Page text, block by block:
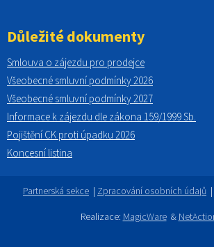
Důležité dokumenty
Smlouva o zájezdu pro prodejce
Všeobecné smluvní podmínky2026
Všeobecné smluvní podmínky 2027
Informace k zájezdu dle zákona 159/1999 Sb.
Pojištění CK proti úpadku 2026
Koncesní listina
Partnerská sekce | Zpracování osobních údajů |
Realizace: MagicWare &